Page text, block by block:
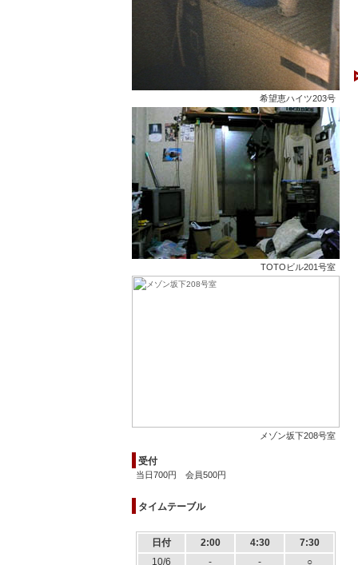
希望恵ハイツ203号
TOTOビル201号室
メゾン坂下208号室
受付
当日700円 会員500円
タイムテーブル
日付 2:00 4:30
7:30
10/6
- - ○